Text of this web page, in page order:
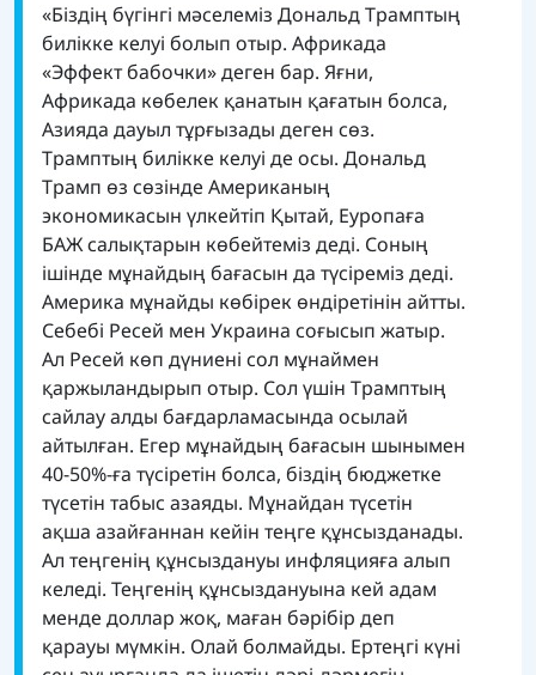
«Біздің бүгінгі мәселеміз Дональд Трамптың
билікке келуі болып отыр. Африкада
«Эффект бабочки» деген бар. Яғни,
Африкада көбелек қанатын қағатын болса,
Азияда дауыл тұрғызады деген сөз.
Трамптың билікке келуі де осы. Дональд
Трамп өз сөзінде Американың
экономикасын үлкейтіп Қытай, Еуропаға
БАЖ салықтарын көбейтеміз деді. Соның
ішінде мұнайдың бағасын да түсіреміз деді.
Америка мұнайды көбірек өндіретінін айтты.
Себебі Ресей мен Украина соғысып жатыр.
Ал Ресей көп дүниені сол мұнаймен
қаржыландырып отыр. Сол үшін Трамптың
сайлау алды бағдарламасында осылай
айтылған. Егер мұнайдың бағасын шынымен
40-50%-ға түсіретін болса, біздің бюджетке
түсетін табыс азаяды. Мұнайдан түсетін
ақша азайғаннан кейін теңге құнсызданады.
Ал теңгенің құнсыздануы инфляцияға алып
келеді. Теңгенің құнсыздануына кей адам
менде доллар жоқ, маған бәрібір деп
қарауы мүмкін. Олай болмайды. Ертеңгі күні